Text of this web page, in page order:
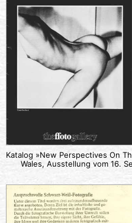
Katalog »New Perspectives On
Wales, Ausstellung vom 16.